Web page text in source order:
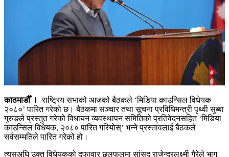
काठमाडौँ । राष्ट्रिय सभाको आजको बैठकले ‘मिडिया काउन्सिल विधेयक–
२०८०’ पारित गरेको छ। बैठकमा सञ्चार तथा सूचना प्रविधिमन्त्री पृथ्वी सुब्बा
गुरुङले प्रस्तुत गरेको विधायन व्यवस्थापन समितिको प्रतिवेदनसहित ‘मिडिया
काउन्सिल विधेयक, २०८० पारित गरियोस्’ भन्ने प्रस्तावलाई बैठकले
सर्वसम्मतिले पारित गरेको हो।
त्यसअघि उक्त विधेयकको दफावार छलफलमा सांसद राजेन्द्रलक्ष्मी गैरेले भाग